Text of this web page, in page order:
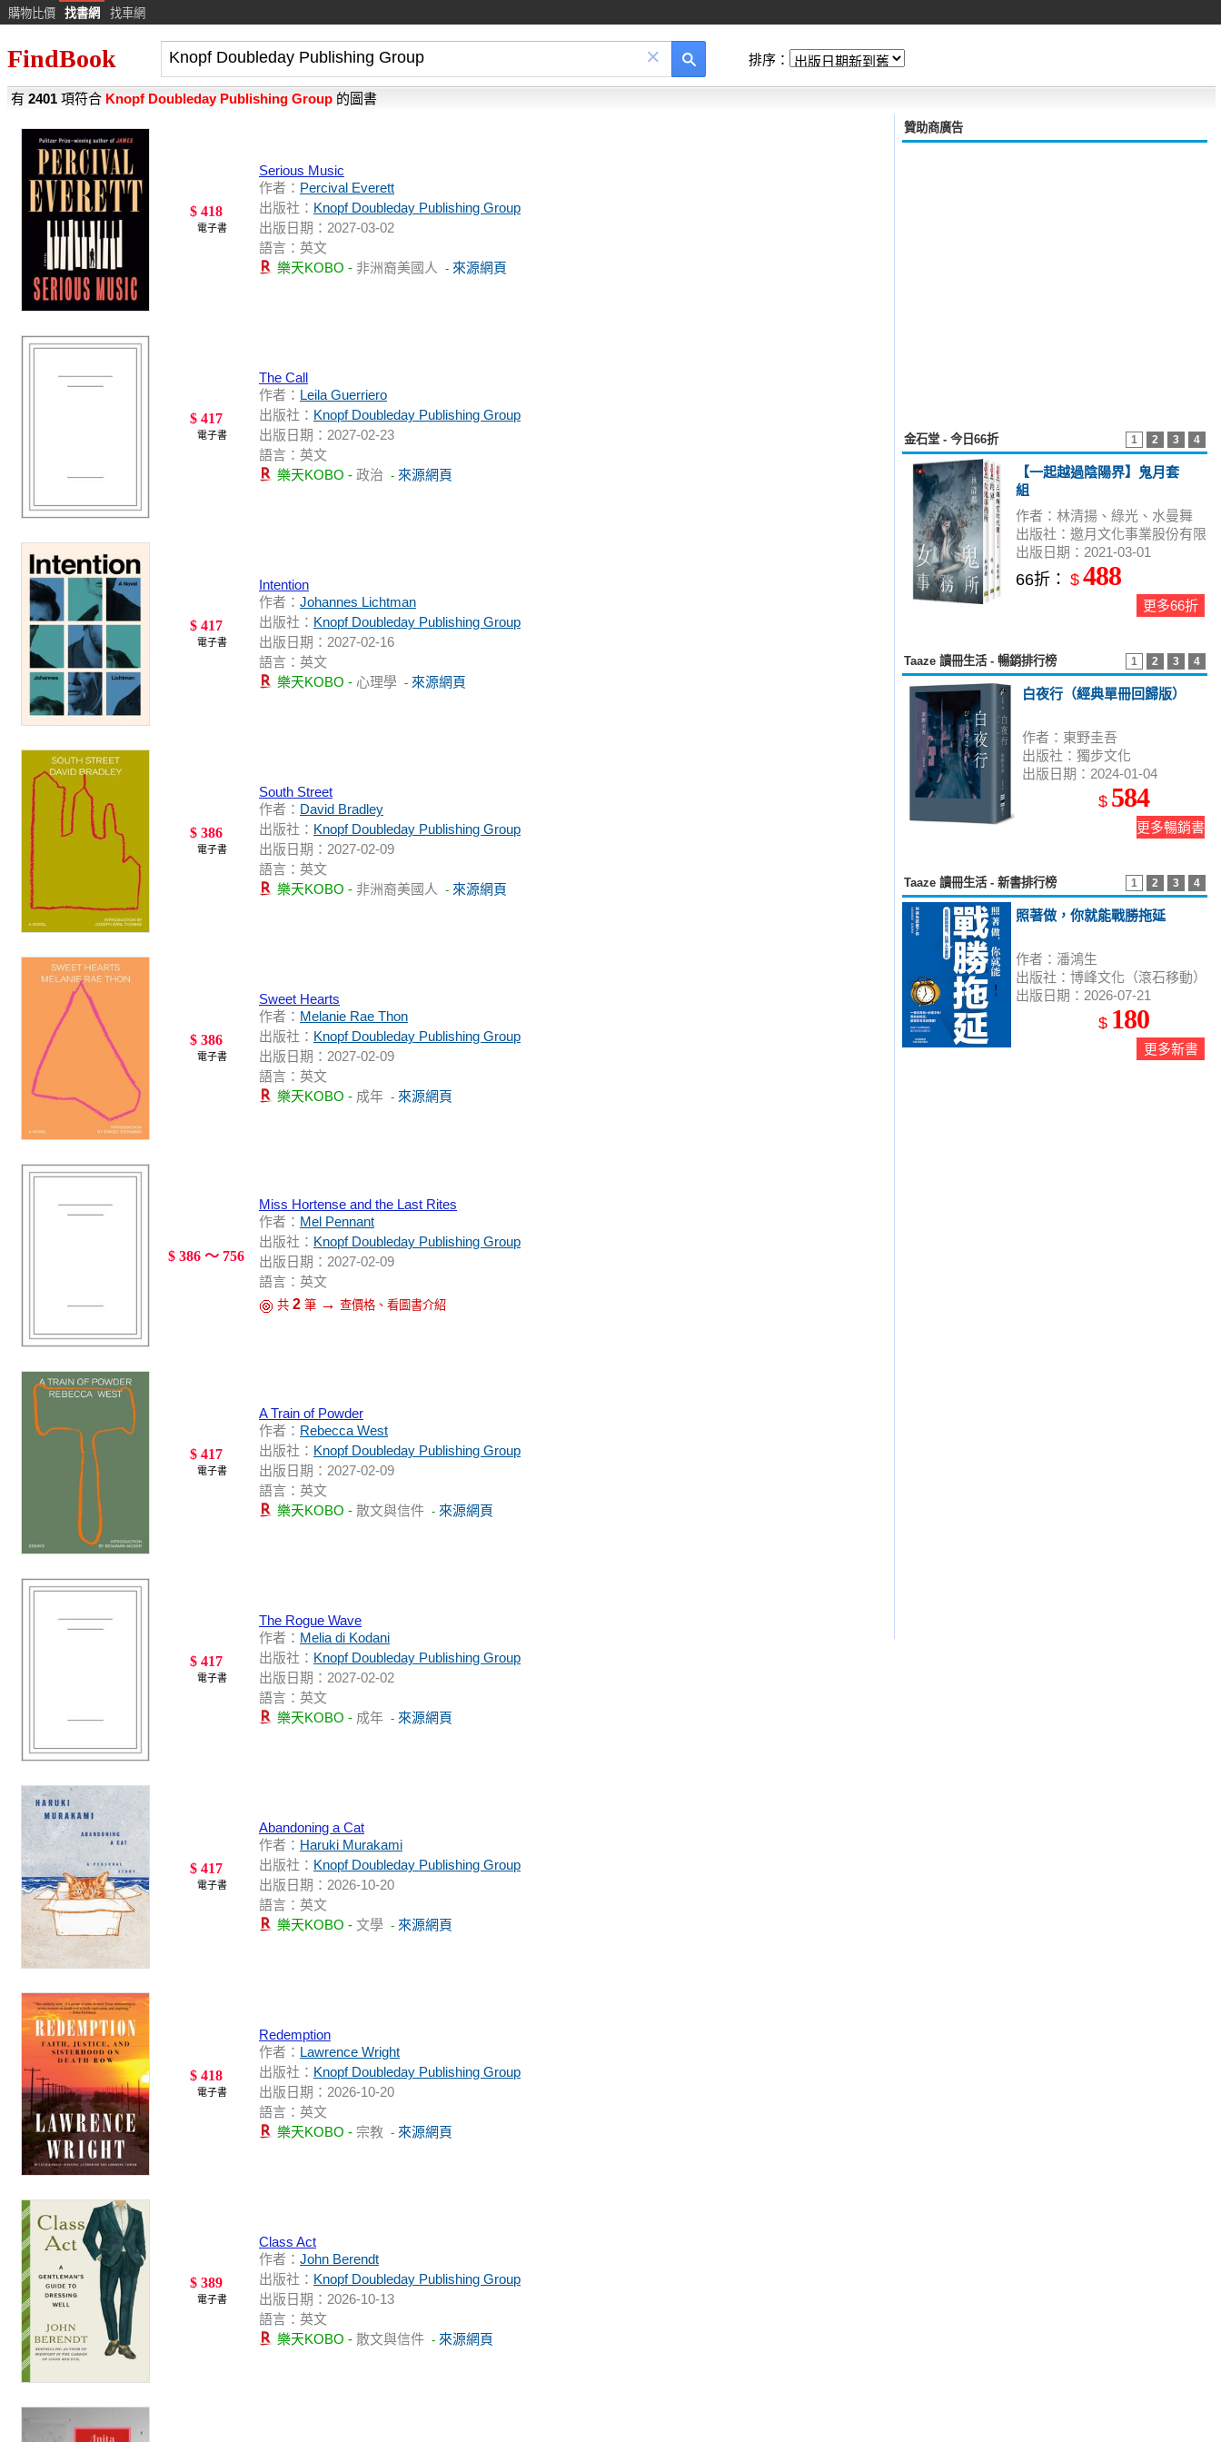
購物比價 找書網 找車網
FindBook × 排序：
有 2401 項符合 Knopf Doubleday Publishing Group 的圖書
$ 418
電子書
Serious Music
作者： Percival Everett
出版社： Knopf Doubleday Publishing Group
出版日期：2027-03-02
語言：英文
樂天KOBO - 非洲裔美國人 - 來源網頁
$ 417
電子書
The Call
作者： Leila Guerriero
出版社： Knopf Doubleday Publishing Group
出版日期：2027-02-23
語言：英文
樂天KOBO - 政治 - 來源網頁
$ 417
電子書
Intention
作者： Johannes Lichtman
出版社： Knopf Doubleday Publishing Group
出版日期：2027-02-16
語言：英文
樂天KOBO - 心理學 - 來源網頁
$ 386
電子書
South Street
作者： David Bradley
出版社： Knopf Doubleday Publishing Group
出版日期：2027-02-09
語言：英文
樂天KOBO - 非洲裔美國人 - 來源網頁
$ 386
電子書
Sweet Hearts
作者： Melanie Rae Thon
出版社： Knopf Doubleday Publishing Group
出版日期：2027-02-09
語言：英文
樂天KOBO - 成年 - 來源網頁
$ 386 ～ 756
Miss Hortense and the Last Rites
作者： Mel Pennant
出版社： Knopf Doubleday Publishing Group
出版日期：2027-02-09
語言：英文
共 2 筆 → 查價格、看圖書介紹
$ 417
電子書
A Train of Powder
作者： Rebecca West
出版社： Knopf Doubleday Publishing Group
出版日期：2027-02-09
語言：英文
樂天KOBO - 散文與信件 - 來源網頁
$ 417
電子書
The Rogue Wave
作者： Melia di Kodani
出版社： Knopf Doubleday Publishing Group
出版日期：2027-02-02
語言：英文
樂天KOBO - 成年 - 來源網頁
$ 417
電子書
Abandoning a Cat
作者： Haruki Murakami
出版社： Knopf Doubleday Publishing Group
出版日期：2026-10-20
語言：英文
樂天KOBO - 文學 - 來源網頁
$ 418
電子書
Redemption
作者： Lawrence Wright
出版社： Knopf Doubleday Publishing Group
出版日期：2026-10-20
語言：英文
樂天KOBO - 宗教 - 來源網頁
$ 389
電子書
Class Act
作者： John Berendt
出版社： Knopf Doubleday Publishing Group
出版日期：2026-10-13
語言：英文
樂天KOBO - 散文與信件 - 來源網頁
贊助商廣告
1 2 3 4
金石堂 - 今日66折
【一起越過陰陽界】鬼月套
組
作者：林清揚、綠光、水曼舞
出版社：邀月文化事業股份有限
公司
出版日期：2021-03-01
66折： $ 488
更多66折
1 2 3 4
Taaze 讀冊生活 - 暢銷排行榜
白夜行（經典單冊回歸版）
作者：東野圭吾
出版社：獨步文化
出版日期：2024-01-04
$ 584
更多暢銷書
1 2 3 4
Taaze 讀冊生活 - 新書排行榜
照著做，你就能戰勝拖延
作者：潘鴻生
出版社：博峰文化（滾石移動）
出版日期：2026-07-21
$ 180
更多新書